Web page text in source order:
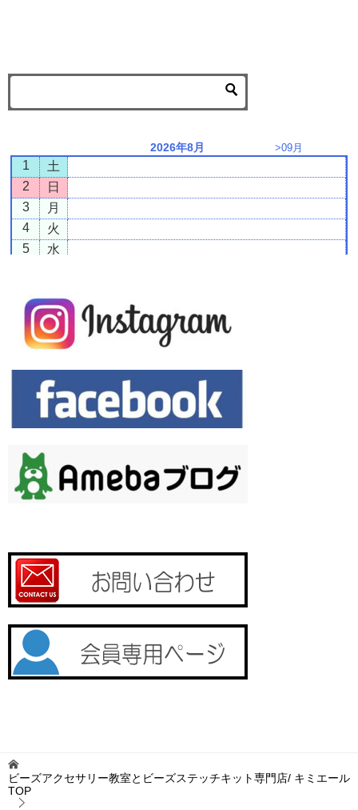
ビーズアクセサリー教室とビーズステッチキット専門店/ キミエール
TOP